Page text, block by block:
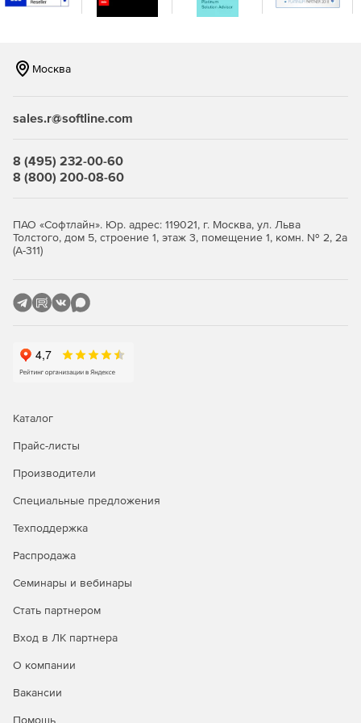
Москва
sales.r@softline.com
8 (495) 232-00-60
8 (800) 200-08-60
ПАО «Софтлайн». Юр. адрес: 119021, г. Москва, ул. Льва
Толстого, дом 5, строение 1, этаж 3, помещение 1, комн. № 2, 2а
(А-311)
Каталог
Прайс-листы
Производители
Специальные предложения
Техподдержка
Распродажа
Семинары и вебинары
Стать партнером
Вход в ЛК партнера
О компании
Вакансии
Помощь